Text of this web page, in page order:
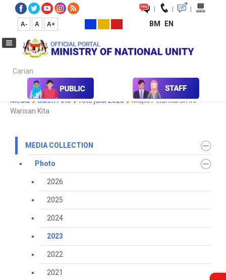
| | |
A- A A+ BM EN
Carian...
Media Media Collection Photo 2023
Koleksi
Media
Galeri Foto foto julai 2023
Majlis Pelancaran Ini
Warisan Kita
MEDIA COLLECTION
Photo
2026
2025
2024
2023
2022
2021